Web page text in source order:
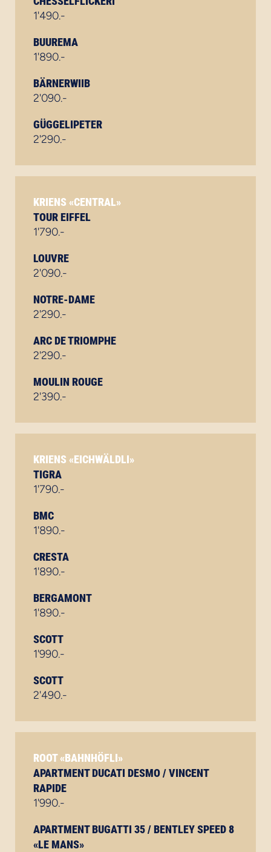
1'490.-
BUUREMA
1'890.-
BÄRNERWIIB
2'090.-
GÜGGELIPETER
2'290.-
KRIENS «CENTRAL»
TOUR EIFFEL
1'790.-
LOUVRE
2'090.-
NOTRE-DAME
2'290.-
ARC DE TRIOMPHE
2'290.-
MOULIN ROUGE
2'390.-
KRIENS «EICHWÄLDLI»
TIGRA
1'790.-
BMC
1'890.-
CRESTA
1'890.-
BERGAMONT
1'890.-
SCOTT
1'990.-
SCOTT
2'490.-
ROOT «BAHNHÖFLI»
APARTMENT DUCATI DESMO / VINCENT
RAPIDE
1'990.-
APARTMENT BUGATTI 35 / BENTLEY SPEED 8
«LE MANS»